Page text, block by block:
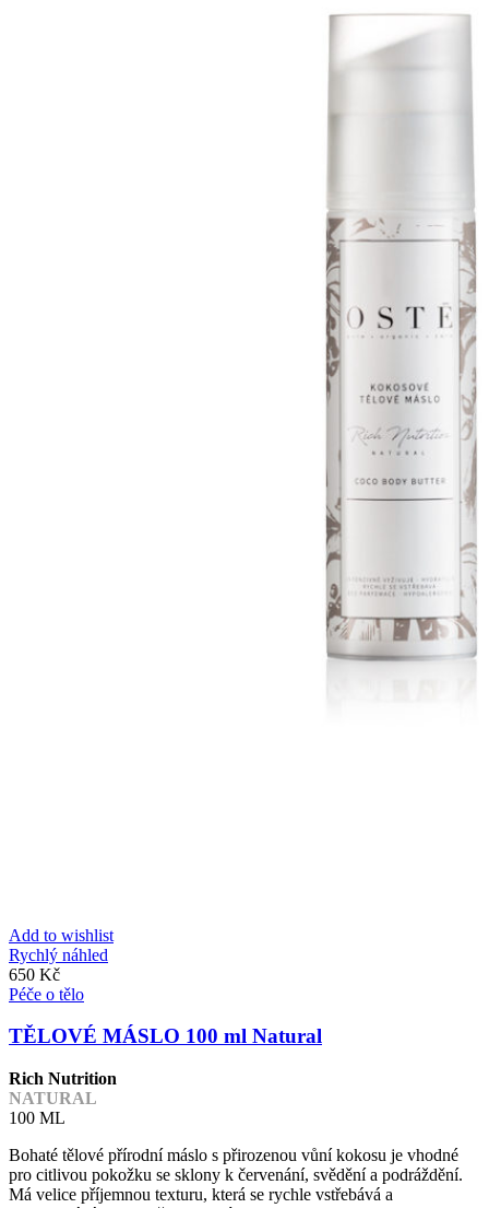
Add to wishlist
Rychlý náhled
650 Kč
Péče o tělo
TĚLOVÉ MÁSLO 100 ml Natural
Rich Nutrition
NATURAL
100 ML
Bohaté tělové přírodní máslo s přirozenou vůní kokosu je vhodné
pro citlivou pokožku se sklony k červenání, svědění a podráždění.
Má velice příjemnou texturu, která se rychle vstřebává a